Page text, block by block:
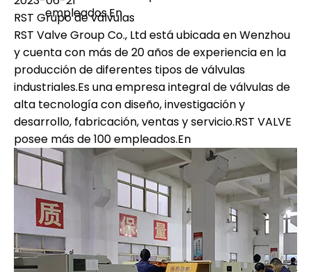
empleados.En
RST Grupo de válvulas
RST Valve Group Co., Ltd está ubicada en Wenzhou
y cuenta con más de 20 años de experiencia en la
producción de diferentes tipos de válvulas
industriales.Es una empresa integral de válvulas de
alta tecnología con diseño, investigación y
desarrollo, fabricación, ventas y servicio.RST VALVE
posee más de 100 empleados.En